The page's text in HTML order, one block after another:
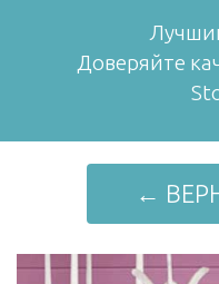
Доверяйте
←